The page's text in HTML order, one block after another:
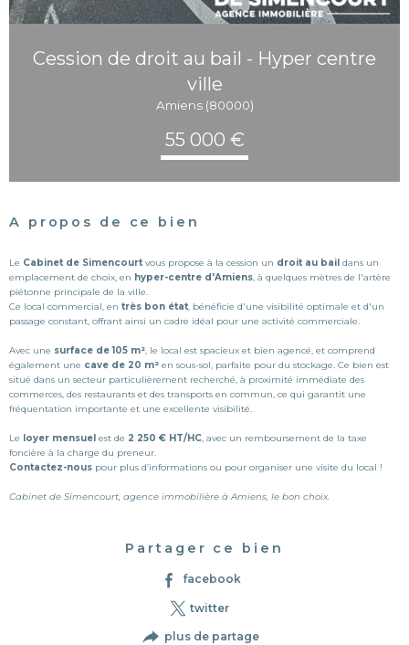
Cession de droit au bail - Hyper centre
ville
Amiens (80000)
55 000 €
A propos de ce bien
Le Cabinet de Simencourt vous propose à la cession un droit au bail dans un
emplacement de choix, en hyper-centre d'Amiens, à quelques mètres de l'artère
piétonne principale de la ville.
Ce local commercial, en très bon état, bénéficie d'une visibilité optimale et d'un
passage constant, offrant ainsi un cadre idéal pour une activité commerciale.
Avec une surface de 105 m², le local est spacieux et bien agencé, et comprend
également une cave de 20 m² en sous-sol, parfaite pour du stockage. Ce bien est
situé dans un secteur particulièrement recherché, à proximité immédiate des
commerces, des restaurants et des transports en commun, ce qui garantit une
fréquentation importante et une excellente visibilité.
Le oyer mensuel est de 2 250 € HT/HC, avec un remboursement de la taxe
foncière à la charge du preneur.
Contactez-nous pour plus d’informations ou pour organiser une visite du local !
Cabinet de Simencourt, agence immobilière à Amiens, le bon choix.
Partager ce bien
facebook
twitter
plus de partage